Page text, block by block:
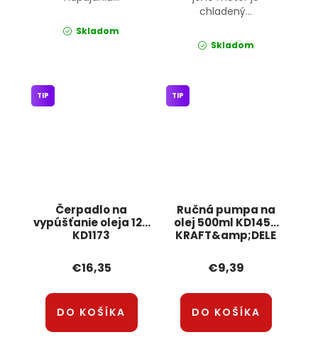
Skladom
chladený...
Skladom
Čerpadlo na
vypúšťanie oleja 12V
KD1173
TIP
€16,35
DO KOŠÍKA
Ručná pumpa na
olej 500ml KD1455
KRAFT&amp;DELE
TIP
€9,39
DO KOŠÍKA